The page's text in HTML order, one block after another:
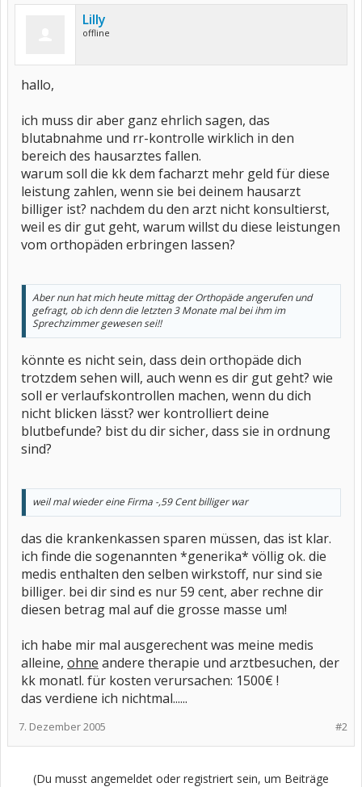
Lilly
offline
hallo,
ich muss dir aber ganz ehrlich sagen, das
blutabnahme und rr-kontrolle wirklich in den
bereich des hausarztes fallen.
warum soll die kk dem facharzt mehr geld für diese
leistung zahlen, wenn sie bei deinem hausarzt
billiger ist? nachdem du den arzt nicht konsultierst,
weil es dir gut geht, warum willst du diese leistungen
vom orthopäden erbringen lassen?
Aber nun hat mich heute mittag der Orthopäde angerufen und
gefragt, ob ich denn die letzten 3 Monate mal bei ihm im
Sprechzimmer gewesen sei!!
könnte es nicht sein, dass dein orthopäde dich
trotzdem sehen will, auch wenn es dir gut geht? wie
soll er verlaufskontrollen machen, wenn du dich
nicht blicken lässt? wer kontrolliert deine
blutbefunde? bist du dir sicher, dass sie in ordnung
sind?
weil mal wieder eine Firma -,59 Cent billiger war
das die krankenkassen sparen müssen, das ist klar.
ich finde die sogenannten *generika* völlig ok. die
medis enthalten den selben wirkstoff, nur sind sie
billiger. bei dir sind es nur 59 cent, aber rechne dir
diesen betrag mal auf die grosse masse um!
ich habe mir mal ausgerechent was meine medis
alleine, ohne andere therapie und arztbesuchen, der
kk monatl. für kosten verursachen: 1500€ !
das verdiene ich nichtmal......
#2
7. Dezember 2005
(Du musst angemeldet oder registriert sein, um Beiträge